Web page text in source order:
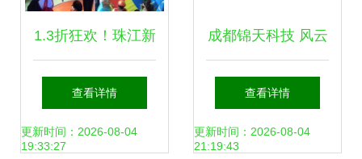
1.3折狂欢！珠江新
城童乐￥99抢高科
技儿童乐园1大1小
查看详情
更新时间：2026-08-04
19:33:27
成都锦天科技 风云
官方致玩家书
查看详情
更新时间：2026-08-04
21:19:43